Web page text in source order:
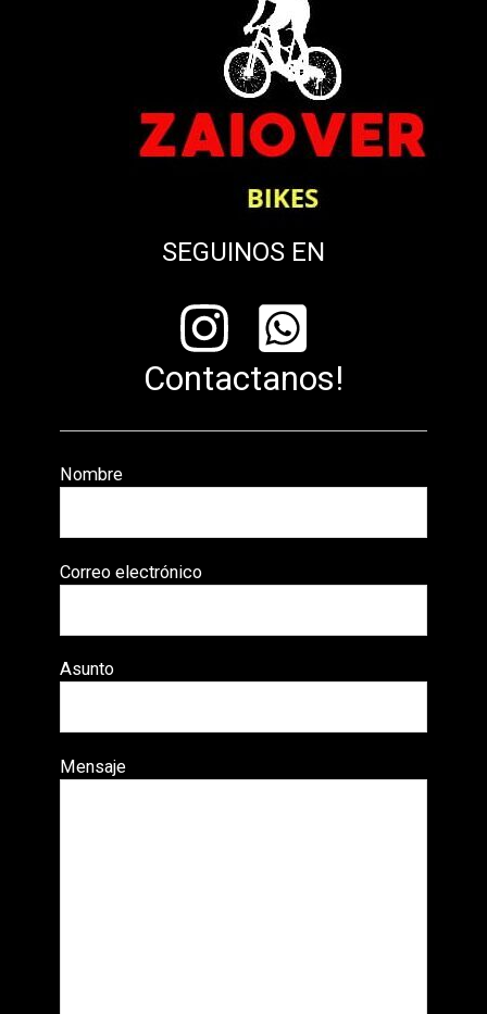
SEGUINOS EN
Contactanos!
Nombre
Correo electrónico
Asunto
Mensaje